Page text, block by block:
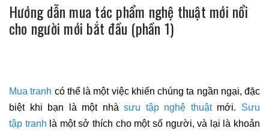
Hướng dẫn mua tác phẩm nghệ thuật mới nổi
cho người mới bắt đầu (phần 1)
Mua tranh có thể là một việc khiến chúng ta ngần ngại, đặc
biệt khi bạn là một nhàsưu tập nghệ thuậtmới. Sưu
tập tranh là một sở thích cho một số người, và lại là khoản